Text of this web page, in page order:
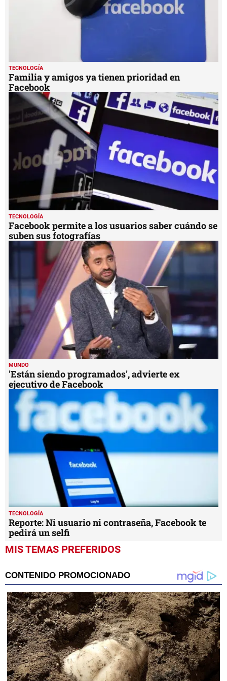
TECNOLOGÍA
Familia y amigos ya tienen prioridad en
Facebook
TECNOLOGÍA
Facebook permite a los usuarios saber cuándo se
suben sus fotografías
MUNDO
'Están siendo programados', advierte ex
ejecutivo de Facebook
TECNOLOGÍA
Reporte: Ni usuario ni contraseña, Facebook te
pedirá un selfi
MIS TEMAS PREFERIDOS